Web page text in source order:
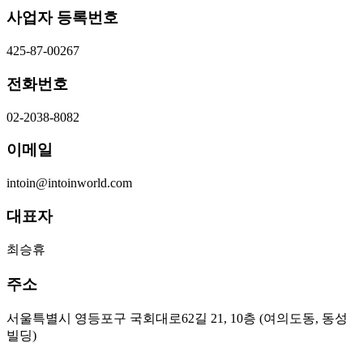
사업자 등록번호
425-87-00267
전화번호
02-2038-8082
이메일
intoin@intoinworld.com
대표자
최승휴
주소
서울특별시 영등포구 국회대로62길 21, 10층 (여의도동, 동성
빌딩)